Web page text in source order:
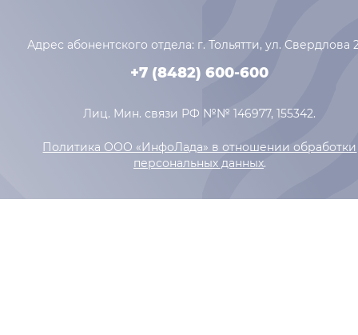
Адрес абонентского отдела: г. Тольятти, ул. Свердлова
+7 (8482) 600-600
Лиц. Мин. связи РФ №№ 146977, 155342.
Политика ООО «ИнфоЛада» в отношении обработки
персональных данных.